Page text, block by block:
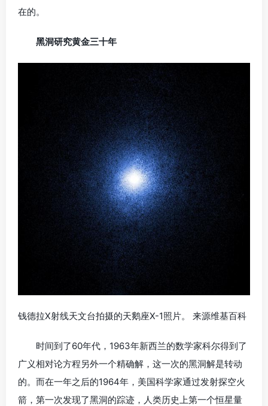
在的。
黑洞研究黄金三十年
钱德拉X射线天文台拍摄的天鹅座X-1照片。 来源维基百科
时间到了60年代，1963年新西兰的数学家科尔得到了
广义相对论方程另外一个精确解，这一次的黑洞解是转动
的。而在一年之后的1964年，美国科学家通过发射探空火
箭，第一次发现了黑洞的踪迹，人类历史上第一个恒星量